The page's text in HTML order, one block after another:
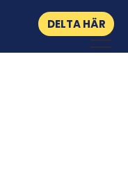
DELTA HÄR